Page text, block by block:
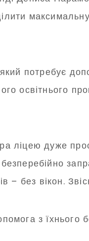
потребує
освітнього
ліцею дуже
– без вікон.
з їхнього